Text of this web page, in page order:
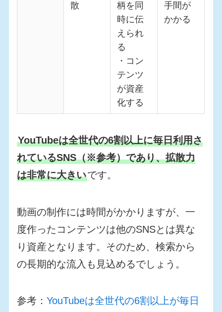
散
柄を同
時に伝
えられ
る
・コン
テンツ
が資産
化する
手間が
かかる
YouTubeは全世代の6割以上に毎日利用さ
れているSNS（※参考）であり、拡散力
は非常に大きいです。
動画の制作には時間がかかりますが、一
度作ったコンテンツは他のSNSとは異な
り資産となります。そのため、検索から
の長期的な流入も見込めるでしょう。
参考：YouTubeは全世代の6割以上が毎日